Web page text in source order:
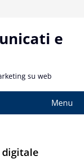
e
su web
Menu
digitale